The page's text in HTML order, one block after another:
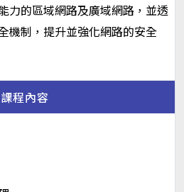
力的區域網路及廣域網路，並透
機制，提升並強化網路的安全
課程內容